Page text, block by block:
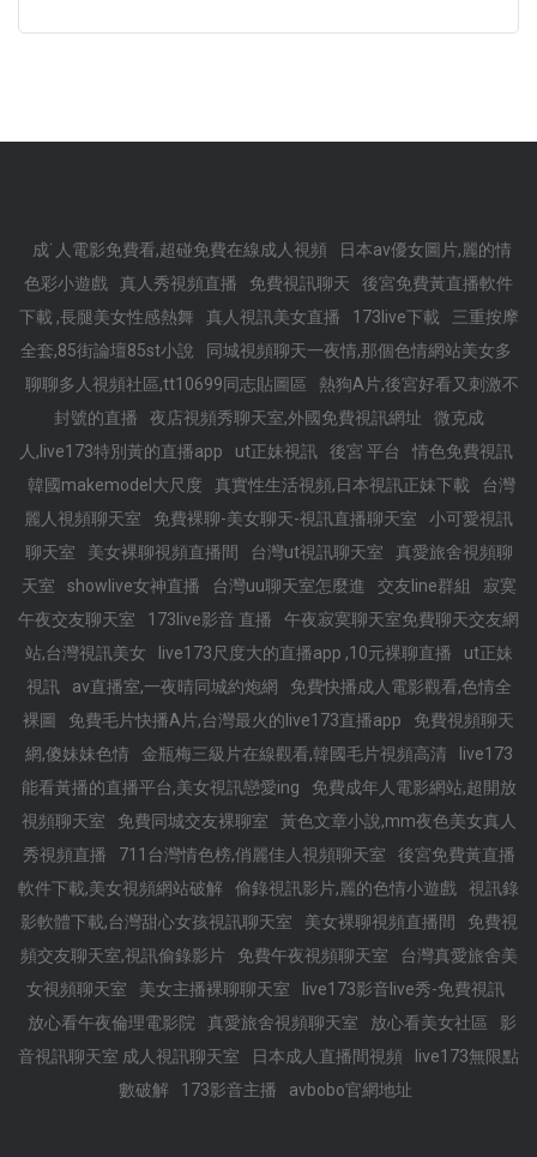
成˙人電影免費看,超碰免費在線成人視頻
日本av優女圖片,麗的情
色彩小遊戲
真人秀視頻直播 免費視訊聊天
後宮免費黃直播軟件
下載 ,長腿美女性感熱舞
真人視訊美女直播 173live下載
三重按摩
全套,85街論壇85st小說
同城視頻聊天一夜情,那個色情網站美女多
聊聊多人視頻社區,tt10699同志貼圖區
熱狗A片,後宮好看又刺激不
封號的直播
夜店視頻秀聊天室,外國免費視訊網址
微克成
人,live173特別黃的直播app
ut正妹視訊 後宮 平台
情色免費視訊
韓國makemodel大尺度
真實性生活視頻,日本視訊正妹下載
台灣
麗人視頻聊天室
免費裸聊-美女聊天-視訊直播聊天室
小可愛視訊
聊天室
美女裸聊視頻直播間 台灣ut視訊聊天室
真愛旅舍視頻聊
天室
showlive女神直播 台灣uu聊天室怎麼進 交友line群組
寂寞
午夜交友聊天室
173live影音 直播
午夜寂寞聊天室免費聊天交友網
站,台灣視訊美女
live173尺度大的直播app ,10元裸聊直播
ut正妹
視訊
av直播室,一夜晴同城約炮網
免費快播成人電影觀看,色情全
裸圖
免費毛片快播A片,台灣最火的live173直播app
免費視頻聊天
網,傻妹妹色情
金瓶梅三級片在線觀看,韓國毛片視頻高清
live173
能看黃播的直播平台,美女視訊戀愛ing
免費成年人電影網站,超開放
視頻聊天室
免費同城交友裸聊室
黃色文章小說,mm夜色美女真人
秀視頻直播
711台灣情色榜,俏麗佳人視頻聊天室
後宮免費黃直播
軟件下載,美女視頻網站破解
偷錄視訊影片,麗的色情小遊戲
視訊錄
影軟體下載,台灣甜心女孩視訊聊天室
美女裸聊視頻直播間
免費視
頻交友聊天室,視訊偷錄影片
免費午夜視頻聊天室
台灣真愛旅舍美
女視頻聊天室
美女主播裸聊聊天室
live173影音live秀-免費視訊
放心看午夜倫理電影院
真愛旅舍視頻聊天室 放心看美女社區
影
音視訊聊天室 成人視訊聊天室
日本成人直播間視頻
live173無限點
數破解
173影音主播 avbobo官網地址